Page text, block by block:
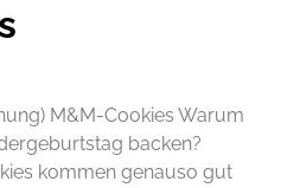
M&M-Cookies Warum
backen?
kommen genauso gut